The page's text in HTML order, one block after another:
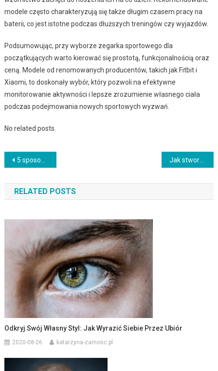
modele często charakteryzują się także długim czasem pracy na
baterii, co jest istotne podczas dłuższych treningów czy wyjazdów.
Podsumowując, przy wyborze zegarka sportowego dla
początkujących warto kierować się prostotą, funkcjonalnością oraz
ceną. Modele od renomowanych producentów, takich jak Fitbit i
Xiaomi, to doskonały wybór, który pozwoli na efektywne
monitorowanie aktywności i lepsze zrozumienie własnego ciała
podczas podejmowania nowych sportowych wyzwań.
No related posts.
Nawigacja
wpisu
5 sposobów na stworzenie modowej stylizacji z białą koszulą Jak stworzyć modową kolekcję DIY?
RELATED POSTS
Odkryj Swój Własny Styl: Jak Wyrazić Siebie Przez Ubiór
2020-08-26 katarzyna-zamosc.pl